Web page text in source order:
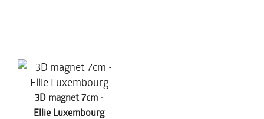
3D magnet 7cm -
Ellie Luxembourg